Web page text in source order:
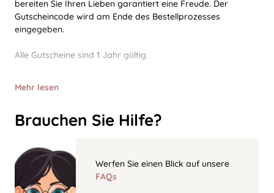
bereiten Sie Ihren Lieben garantiert eine Freude. Der
Gutscheincode wird am Ende des Bestellprozesses
eingegeben.
Alle Gutscheine sind 1 Jahr gültig.
Mehr lesen
Brauchen Sie Hilfe?
Werfen Sie einen Blick auf unsere
FAQs